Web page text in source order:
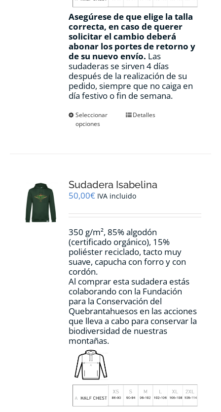
Asegúrese de que elige la talla
correcta, en caso de querer
solicitar el cambio deberá
abonar los portes de retorno y
de su nuevo envío. Las
sudaderas se sirven 4 días
después de la realización de su
pedido, siempre que no caiga en
día festivo o fin de semana.
Seleccionar
opciones
Este
se
pueden
en
página
de
producto
Detalles
Sudadera Isabelina
50,00€ IVA incluido
350 g/m², 85% algodón
(certificado orgánico), 15%
poliéster reciclado, tacto muy
suave, capucha con forro y con
cordón.
Al comprar esta sudadera estás
colaborando con la Fundación
para la Conservación del
Quebrantahuesos en las acciones
que lleva a cabo para conservar la
biodiversidad de nuestras
montañas.